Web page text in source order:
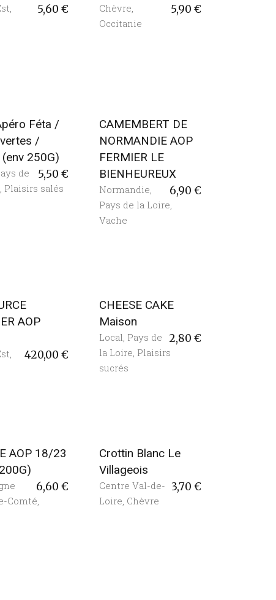
5,60€ 5,90 €
Chèvre
Occitanie
Féta /
/
250G)
5,50€
de
, Plaisirs salés
CAMEMBERT DE
NORMANDIE AOP
FERMIER LE
BIENHEUREUX
6,90 €
Normandie,
Pays de la Loire,
Vache
AOP
420,00€
CHEESE CAKE
Maison
2,80 €
Local Pays de
la Loire Plaisirs
sucrés
AOP 18/23
6,60€
Comté,
Crottin Blanc Le
Villageois
3,70 €
Centre Val-de-
Loire, Chèvre